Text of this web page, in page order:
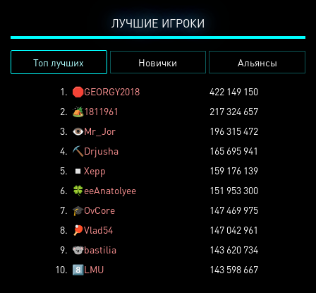
ЛУЧШИЕ ИГРОКИ
Топ лучших Новички Альянсы
1. 🛑GEORGY2018
422 149 150
2. 🏕️1811961
217 324 657
3. 👁️Mr_Jor
196 315 472
4. ⛏️ Drjusha
165 695 941
5.
◽ Xepp
159 176 139
6. 🍀eeAnatolyee
151 953 300
7. 🎓OvCore
147 469 975
8.
🏓Vlad54
147 042 961
9. 🐨bastilia
143 620 734
10. 8️⃣LMU 143 598 667